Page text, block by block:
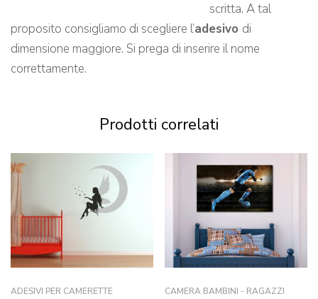
scritta. A tal
proposito consigliamo di scegliere l’adesivo di
dimensione maggiore. Si prega di inserire il nome
correttamente.
Prodotti correlati
ADESIVI PER CAMERETTE CAMERA BAMBINI - RAGAZZI